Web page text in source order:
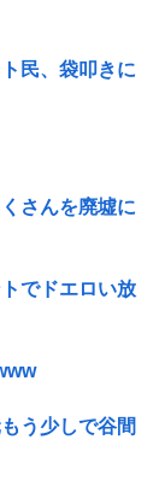
民、袋叩きに
さんを廃墟に
でドエロい放
う少しで谷間